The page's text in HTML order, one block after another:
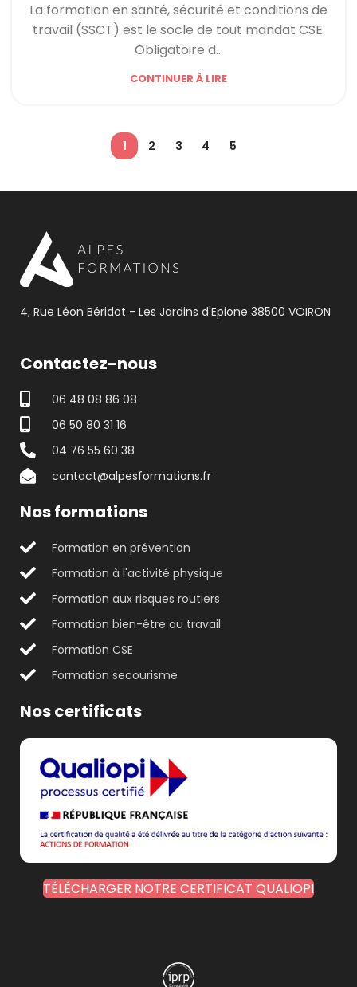
La formation en santé, sécurité et conditions de
travail (SSCT) est le socle de tout mandat CSE.
Obligatoire d...
CONTINUER À LIRE
1 2 3 4 5
4, Rue Léon Béridot - Les Jardins d'Epione 38500 VOIRON
Contactez-nous
06 48 08 86 08
06 50 80 31 16
04 76 55 60 38
contact@alpesformations.fr
Nos formations
Formation en prévention
Formation à l'activité physique
Formation aux risques routiers
Formation bien-être au travail
Formation CSE
Formation secourisme
Nos certificats
TÉLÉCHARGER NOTRE CERTIFICAT QUALIOPI